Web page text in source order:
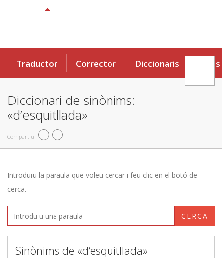
Traductor Corrector Diccionaris Eines
Diccionari de sinònims:
«d’esquitllada»
Compartiu
Introduïu la paraula que voleu cercar i feu clic en el botó de
cerca.
CERCA
Sinònims de «d’esquitllada»